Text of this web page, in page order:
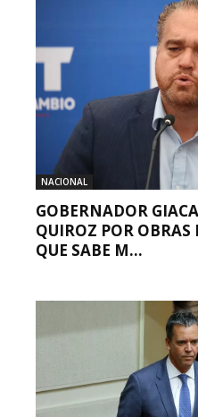
NACIONAL
GOBERNADOR
QUIROZ POR OBRAS
QUE SABE M...